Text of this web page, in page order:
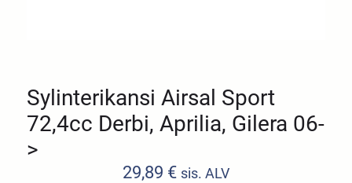
Sylinterikansi Airsal Sport
72,4cc Derbi, Aprilia, Gilera 06-
>
29,89 € sis. ALV